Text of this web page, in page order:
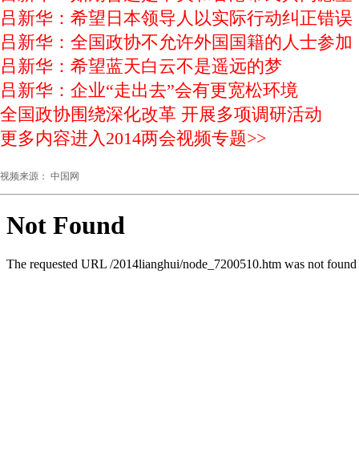
吕新华：希望日本领导人以实际行动纠正错误
吕新华：全国政协不允许外国国籍的人士参加
吕新华：希望蓝天白云不是遥远的梦
吕新华：企业“走出去”会有更宽松环境
全国政协围绕深化改革 开展多项调研活动
更多内容进入2014两会视频专题>>
视频来源： 中国网